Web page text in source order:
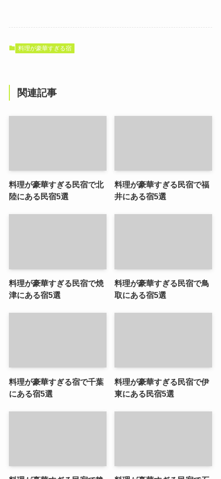
料理が豪華すぎる宿
関連記事
料理が豪華すぎる民宿で北
陸にある民宿5選
料理が豪華すぎる民宿で福
井にある宿5選
料理が豪華すぎる民宿で焼
津にある宿5選
料理が豪華すぎる民宿で鳥
取にある宿5選
料理が豪華すぎる宿で千葉
にある宿5選
料理が豪華すぎる民宿で伊
東にある民宿5選